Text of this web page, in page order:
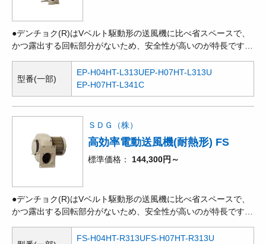
●デンチョク(R)はVベルト駆動形の送風機に比べ省スペースで、
かつ露出する回転部分がないため、安全性が高いのが特長です。
がシンプルで粉じんや粉体を含む場合に適しています。●産業用
機器や装置などへの組み付け時の作業性の良さ、使いやすさ等、
多用途を目的として開発された電動送風機です。吸気温度60℃迄
の連続安定運転を可能にし、吸引気体の水分の軸受への侵入を防
ぎ、又、微細な粉じんの混入をガードした高品質設計です。●耐
熱シルバー。
型番(一部)
EP-H04HT-L313UEP-H07HT-L313U
EP-H07HT-L341C
ＳＤＧ（株）
高効率電動送風機(耐熱形) FS
標準価格 144,300円～
●デンチョク(R)はVベルト駆動形の送風機に比べ省スペースで、
かつ露出する回転部分がないため、安全性が高いのが特長です。
を得るには最も小形ですが、ターボ、エアホイルなどと比べ、効
FS-H04HT-R313UFS-H07HT-R313U